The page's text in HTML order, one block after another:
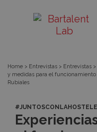
Noticia
Lab
Home > Entrevistas > Entrevistas >
y medidas para el funcionamiento
Rubiales